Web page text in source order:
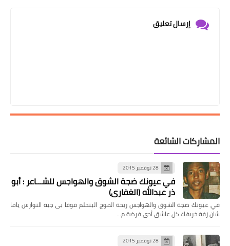
إرسال تعليق
المشاركات الشائعة
28 نوفمبر 2015
في عيونك ضجة الشوق والهواجس للشـــاعر : أبو
ذر عبدالله (الغفاري)
في عيونك ضجة الشوق والهواجس ريحة الموج البنحلم فوقا بى جية النوارس ياما
شان زفة خريفك كل عاشق أدى فرضة م…
28 نوفمبر 2015